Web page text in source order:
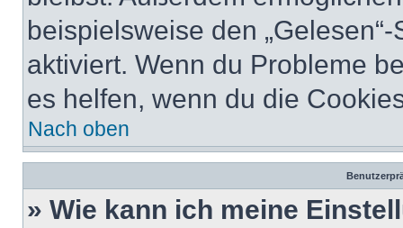
beispielsweise den
aktiviert. Wenn du Probleme
es helfen, wenn du die
Nach oben
» Wie kann ich meine